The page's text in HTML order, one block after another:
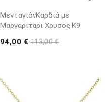
ΜενταγιόνΚαρδιά με
Μαργαριτάρι Χρυσός K9
94,00 €113,00 €